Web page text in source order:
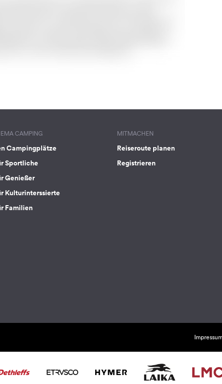
CAMPING
Campingplätze
Sportliche
Genießer
Kulturinterssierte
Familien
MITMACHEN
Reiseroute planen
Registrieren